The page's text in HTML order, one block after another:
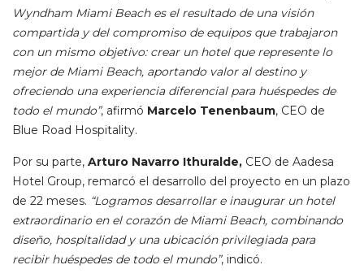
Wyndham Miami Beach es el resultado de una visión
compartida y del compromiso de equipos que trabajaron
con un mismo objetivo: crear un hotel que represente lo
mejor de Miami Beach, aportando valor al destino y
ofreciendo una experiencia diferencial para huéspedes de
todo el mundo”, afirmó Marcelo Tenenbaum, CEO de
Blue Road Hospitality.
Por su parte, Arturo Navarro Ithuralde, CEO de Aadesa
Hotel Group, remarcó el desarrollo del proyecto en un plazo
de 22 meses. “Logramos desarrollar e inaugurar un hotel
extraordinario en el corazón de Miami Beach, combinando
diseño, hospitalidad y una ubicación privilegiada para
recibir huéspedes de todo el mundo”, indicó.